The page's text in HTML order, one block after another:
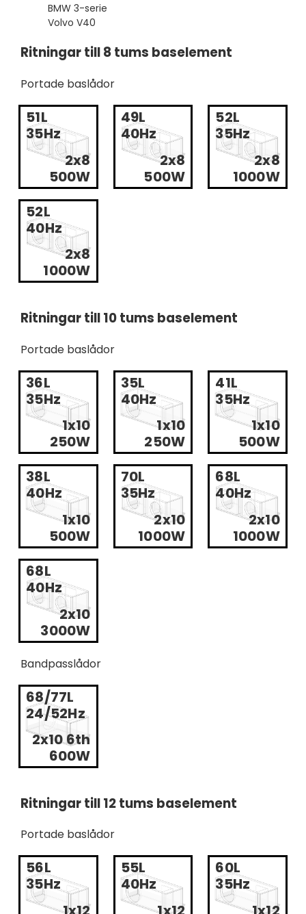
BMW 3-serie
Volvo V40
Ritningar till 8 tums baselement
Portade baslådor
51L
35Hz
500W
2x8
49L
40Hz
500W
2x8
52L
35Hz
1000W
2x8
52L
40Hz
1000W
2x8
Ritningar till 10 tums baselement
Portade baslådor
36L
35Hz
250W
1x10
35L
40Hz
250W
1x10
41L
35Hz
500W
1x10
38L
40Hz
500W
1x10
70L
35Hz
1000W
2x10
68L
40Hz
1000W
2x10
68L
40Hz
3000W
2x10
Bandpasslådor
68/77L
24/52Hz
600W
2x10 6th
Ritningar till 12 tums baselement
Portade baslådor
56L
35Hz
55L
40Hz
60L
35Hz